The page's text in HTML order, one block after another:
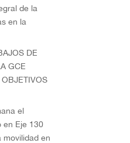
de la
en la
DE
GCE
el
en Eje 130
movilidad en